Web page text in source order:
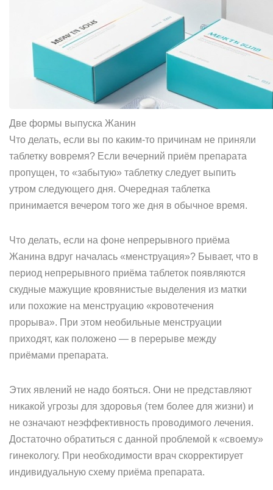
Две формы выпуска Жанин
Что делать, если вы по каким-то причинам не приняли
таблетку вовремя? Если вечерний приём препарата
пропущен, то «забытую» таблетку следует выпить
утром следующего дня. Очередная таблетка
принимается вечером того же дня в обычное время.
Что делать, если на фоне непрерывного приёма
Жанина вдруг началась «менструация»? Бывает, что в
период непрерывного приёма таблеток появляются
скудные мажущие кровянистые выделения из матки
или похожие на менструацию «кровотечения
прорыва». При этом необильные менструации
приходят, как положено — в перерыве между
приёмами препарата.
Этих явлений не надо бояться. Они не представляют
никакой угрозы для здоровья (тем более для жизни) и
не означают неэффективность проводимого лечения.
Достаточно обратиться с данной проблемой к «своему»
гинекологу. При необходимости врач скорректирует
индивидуальную схему приёма препарата.